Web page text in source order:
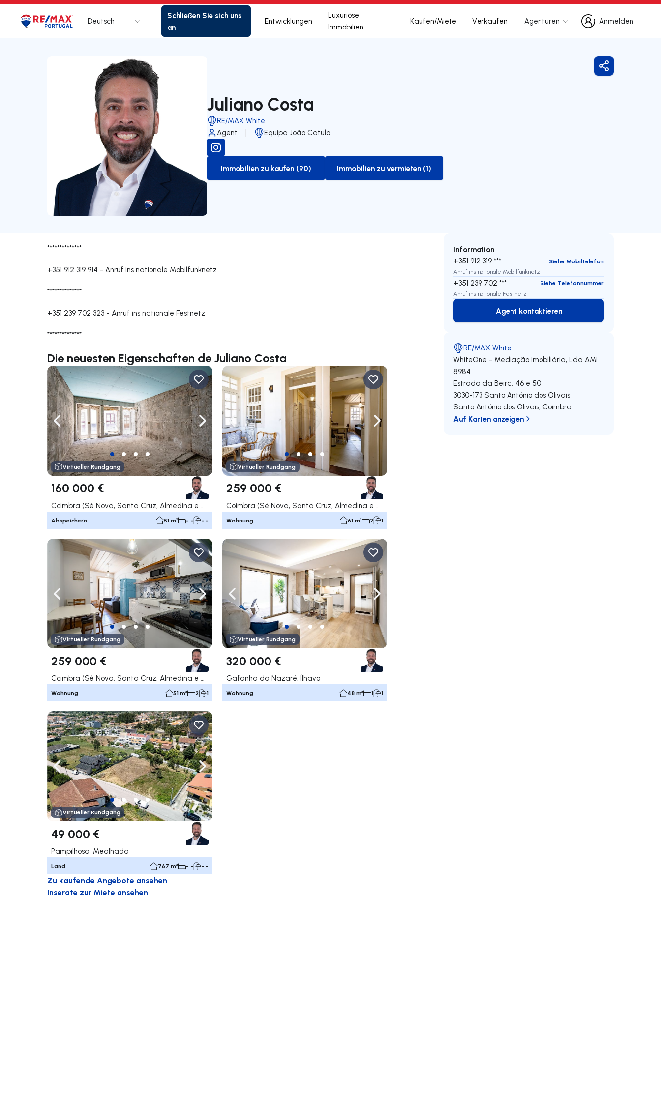
Logo Zur Startseite
Deutsch
Schließen Sie sich uns
an
Entwicklungen
Luxuriöse
Immobilien
Kaufen/Miete Verkaufen Agenturen
Anmelden
Anmelden
Juliano Costa
RE/MAX White
Agent
Equipa João Catulo
to-buy-listing
Immobilien zu kaufen (90)
to-rent-listing
Immobilien zu vermieten (1)
Freigeben
**************
+351 912 319 914 - Anruf ins nationale Mobilfunknetz
**************
+351 239 702 323 - Anruf ins nationale Festnetz
**************
Die neuesten Eigenschaften de Juliano Costa
Nach links navigieren Nach rechts navigieren
Virtueller Rundgang
160 000 €
Abspeichern 51 m² - - - -
Nach links navigieren Nach rechts navigieren
Virtueller Rundgang
259 000 €
Wohnung 61 m² 2 1
Nach links navigieren Nach rechts navigieren
Virtueller Rundgang
259 000 €
Coimbra (Sé Nova, Santa Cruz, Almedina e São Bartolomeu), Coimbra
Wohnung 51 m² 2 1
Nach links navigieren Nach rechts navigieren
Virtueller Rundgang
320 000 €
Gafanha da Nazaré, Ílhavo
Wohnung 48 m² 1 1
Nach links navigieren Nach rechts navigieren
Virtueller Rundgang
49 000 €
Pampilhosa, Mealhada
Land 767 m² - - - -
Zu kaufende Angebote ansehen
Inserate zur Miete ansehen
Information
+351 912 319 ***
Siehe Mobiltelefon
Anruf ins nationale Mobilfunknetz
+351 239 702 ***
Siehe Telefonnummer
Anruf ins nationale Festnetz
Agent kontaktieren
Agent kontaktieren
RE/MAX White
WhiteOne - Mediação Imobiliária, Lda AMI
8984
Estrada da Beira, 46 e 50
3030-173 Santo António dos Olivais
Santo António dos Olivais, Coimbra
Auf Karten anzeigen